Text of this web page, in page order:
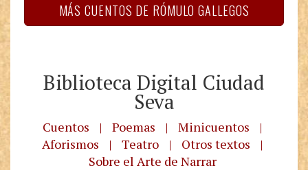
MÁS CUENTOS DE RÓMULO GALLEGOS
Biblioteca Digital Ciudad
Seva
Cuentos | Poemas | Minicuentos
|
Aforismos
| Teatro | Otros textos
|
Sobre el Arte de Narrar